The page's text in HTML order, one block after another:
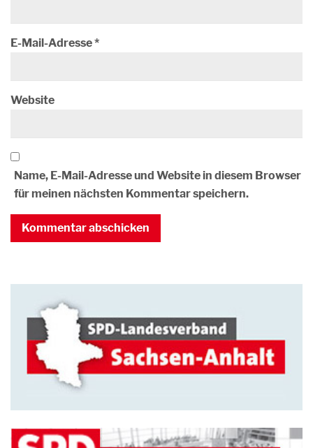
E-Mail-Adresse*
Website
Name, E-Mail-Adresse und Website in diesem Browser
für meinen nächsten Kommentar speichern.